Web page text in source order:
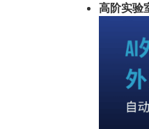
高阶实验